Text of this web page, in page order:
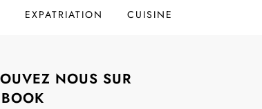
EXPATRIATION CUISINE
NOUS SUR